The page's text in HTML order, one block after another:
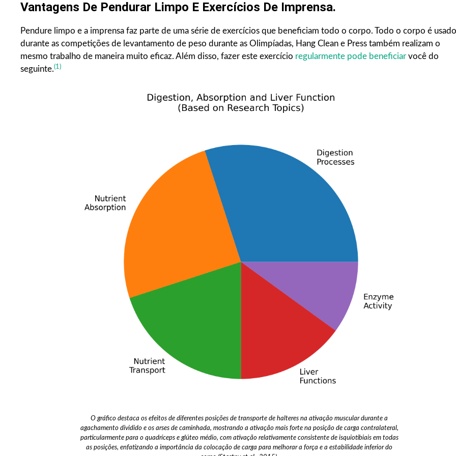
Vantagens De Pendurar Limpo E Exercícios De Imprensa.
Pendure limpo e a imprensa faz parte de uma série de exercícios que beneficiam todo o corpo. Todo o corpo é usado
durante as competições de levantamento de peso durante as Olimpíadas, Hang Clean e Press também realizam o
mesmo trabalho de maneira muito eficaz. Além disso, fazer este exercício regularmente pode beneficiar você do
seguinte.(1)
O gráfico destaca os efeitos de diferentes posições de transporte de halteres na ativação muscular durante a
agachamento dividido e os arses de caminhada, mostrando a ativação mais forte na posição de carga contralateral,
particularmente para o quadríceps e glúteo médio, com ativação relativamente consistente de isquiotibiais em todas
as posições, enfatizando a importância da colocação de carga para melhorar a força e a estabilidade inferior do